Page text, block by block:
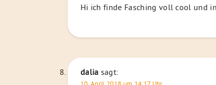
Hi ich finde Fasching voll cool und
dalia sagt: